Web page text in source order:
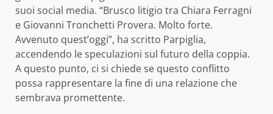
suoi social media. “Brusco litigio tra Chiara Ferragni
e Giovanni Tronchetti Provera. Molto forte.
Avvenuto quest’oggi”, ha scritto Parpiglia,
accendendo le speculazioni sul futuro della coppia.
A questo punto, ci si chiede se questo conflitto
possa rappresentare la fine di una relazione che
sembrava promettente.